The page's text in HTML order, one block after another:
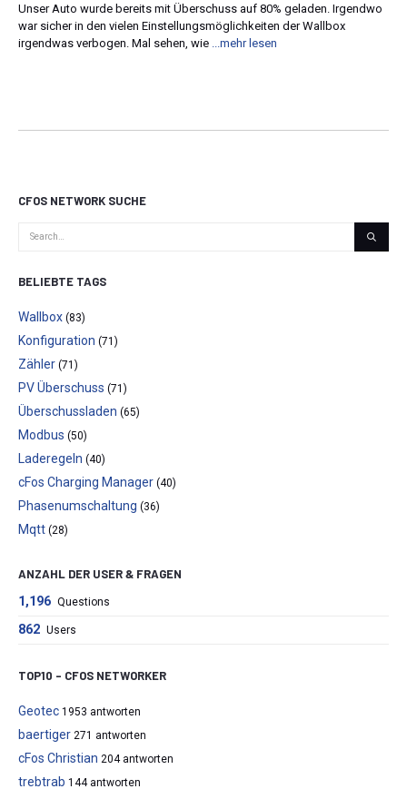
Unser Auto wurde bereits mit Überschuss auf 80% geladen. Irgendwo
war sicher in den vielen Einstellungsmöglichkeiten der Wallbox
irgendwas verbogen. Mal sehen, wie
...mehr lesen
CFOS NETWORK SUCHE
BELIEBTE TAGS
Wallbox (83)
Konfiguration (71)
Zähler (71)
PV Überschuss (71)
Überschussladen (65)
Modbus (50)
Laderegeln (40)
cFos Charging Manager (40)
Phasenumschaltung (36)
Mqtt (28)
ANZAHL DER USER & FRAGEN
1,196 Questions
862 Users
TOP10 – CFOS NETWORKER
Geotec 1953 antworten
baertiger 271 antworten
cFos Christian 204 antworten
trebtrab 144 antworten